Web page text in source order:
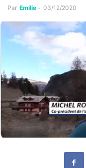
Par Emilie - 03/12/2020